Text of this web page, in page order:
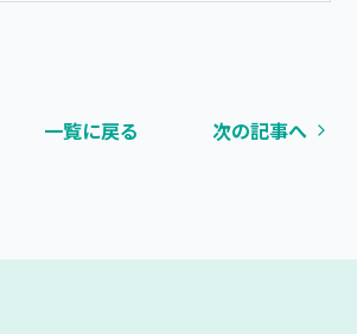
一覧に戻る 次の記事へ